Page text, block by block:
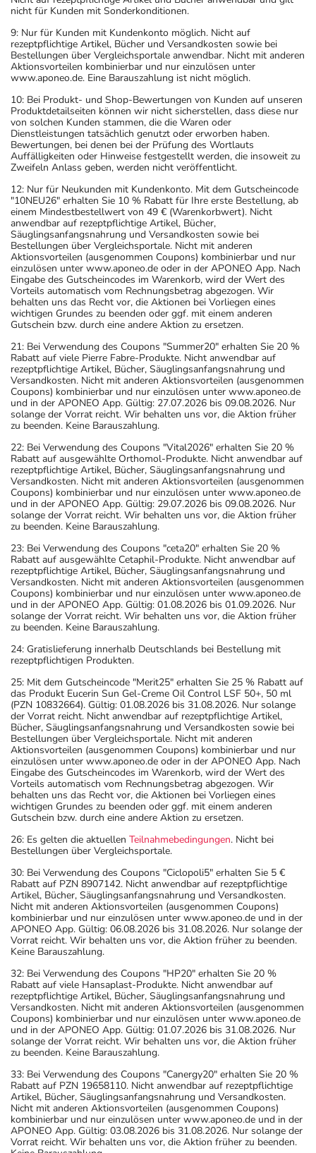
nicht für Kunden mit Sonderkonditionen.
9: Nur für Kunden mit Kundenkonto möglich. Nicht auf
rezeptpflichtige Artikel, Bücher und Versandkosten sowie bei
Bestellungen über Vergleichsportale anwendbar. Nicht mit anderen
Aktionsvorteilen kombinierbar und nur einzulösen unter
www.aponeo.de. Eine Barauszahlung ist nicht möglich.
10: Bei Produkt- und Shop-Bewertungen von Kunden auf unseren
Produktdetailseiten können wir nicht sicherstellen, dass diese nur
von solchen Kunden stammen, die die Waren oder
Dienstleistungen tatsächlich genutzt oder erworben haben.
Bewertungen, bei denen bei der Prüfung des Wortlauts
Auffälligkeiten oder Hinweise festgestellt werden, die insoweit zu
Zweifeln Anlass geben, werden nicht veröffentlicht.
12: Nur für Neukunden mit Kundenkonto. Mit dem Gutscheincode
"10NEU26" erhalten Sie 10 % Rabatt für Ihre erste Bestellung, ab
einem Mindestbestellwert von 49 € (Warenkorbwert). Nicht
anwendbar auf rezeptpflichtige Artikel, Bücher,
Säuglingsanfangsnahrung und Versandkosten sowie bei
Bestellungen über Vergleichsportale. Nicht mit anderen
Aktionsvorteilen (ausgenommen Coupons) kombinierbar und nur
einzulösen unter www.aponeo.de oder in der APONEO App. Nach
Eingabe des Gutscheincodes im Warenkorb, wird der Wert des
Vorteils automatisch vom Rechnungsbetrag abgezogen. Wir
behalten uns das Recht vor, die Aktionen bei Vorliegen eines
wichtigen Grundes zu beenden oder ggf. mit einem anderen
Gutschein bzw. durch eine andere Aktion zu ersetzen.
21: Bei Verwendung des Coupons "Summer20" erhalten Sie 20 %
Rabatt auf viele Pierre Fabre-Produkte. Nicht anwendbar auf
rezeptpflichtige Artikel, Bücher, Säuglingsanfangsnahrung und
Versandkosten. Nicht mit anderen Aktionsvorteilen (ausgenommen
Coupons) kombinierbar und nur einzulösen unter www.aponeo.de
und in der APONEO App. Gültig: 27.07.2026 bis 09.08.2026. Nur
solange der Vorrat reicht. Wir behalten uns vor, die Aktion früher
zu beenden. Keine Barauszahlung.
22: Bei Verwendung des Coupons "Vital2026" erhalten Sie 20 %
Rabatt auf ausgewählte Orthomol-Produkte. Nicht anwendbar auf
rezeptpflichtige Artikel, Bücher, Säuglingsanfangsnahrung und
Versandkosten. Nicht mit anderen Aktionsvorteilen (ausgenommen
Coupons) kombinierbar und nur einzulösen unter www.aponeo.de
und in der APONEO App. Gültig: 29.07.2026 bis 09.08.2026. Nur
solange der Vorrat reicht. Wir behalten uns vor, die Aktion früher
zu beenden. Keine Barauszahlung.
23: Bei Verwendung des Coupons "ceta20" erhalten Sie 20 %
Rabatt auf ausgewählte Cetaphil-Produkte. Nicht anwendbar auf
rezeptpflichtige Artikel, Bücher, Säuglingsanfangsnahrung und
Versandkosten. Nicht mit anderen Aktionsvorteilen (ausgenommen
Coupons) kombinierbar und nur einzulösen unter www.aponeo.de
und in der APONEO App. Gültig: 01.08.2026 bis 01.09.2026. Nur
solange der Vorrat reicht. Wir behalten uns vor, die Aktion früher
zu beenden. Keine Barauszahlung.
24: Gratislieferung innerhalb Deutschlands bei Bestellung mit
rezeptpflichtigen Produkten.
25: Mit dem Gutscheincode "Merit25" erhalten Sie 25 % Rabatt auf
das Produkt Eucerin Sun Gel-Creme Oil Control LSF 50+, 50 ml
(PZN 10832664). Gültig: 01.08.2026 bis 31.08.2026. Nur solange
der Vorrat reicht. Nicht anwendbar auf rezeptpflichtige Artikel,
Bücher, Säuglingsanfangsnahrung und Versandkosten sowie bei
Bestellungen über Vergleichsportale. Nicht mit anderen
Aktionsvorteilen (ausgenommen Coupons) kombinierbar und nur
einzulösen unter www.aponeo.de oder in der APONEO App. Nach
Eingabe des Gutscheincodes im Warenkorb, wird der Wert des
Vorteils automatisch vom Rechnungsbetrag abgezogen. Wir
behalten uns das Recht vor, die Aktionen bei Vorliegen eines
wichtigen Grundes zu beenden oder ggf. mit einem anderen
Gutschein bzw. durch eine andere Aktion zu ersetzen.
26: Es gelten die aktuellen Teilnahmebedingungen. Nicht bei
Bestellungen über Vergleichsportale.
30: Bei Verwendung des Coupons "Ciclopoli5" erhalten Sie 5 €
Rabatt auf PZN 8907142. Nicht anwendbar auf rezeptpflichtige
Artikel, Bücher, Säuglingsanfangsnahrung und Versandkosten.
Nicht mit anderen Aktionsvorteilen (ausgenommen Coupons)
kombinierbar und nur einzulösen unter www.aponeo.de und in der
APONEO App. Gültig: 06.08.2026 bis 31.08.2026. Nur solange der
Vorrat reicht. Wir behalten uns vor, die Aktion früher zu beenden.
Keine Barauszahlung.
32: Bei Verwendung des Coupons "HP20" erhalten Sie 20 %
Rabatt auf viele Hansaplast-Produkte. Nicht anwendbar auf
rezeptpflichtige Artikel, Bücher, Säuglingsanfangsnahrung und
Versandkosten. Nicht mit anderen Aktionsvorteilen (ausgenommen
Coupons) kombinierbar und nur einzulösen unter www.aponeo.de
und in der APONEO App. Gültig: 01.07.2026 bis 31.08.2026. Nur
solange der Vorrat reicht. Wir behalten uns vor, die Aktion früher
zu beenden. Keine Barauszahlung.
33: Bei Verwendung des Coupons "Canergy20" erhalten Sie 20 %
Rabatt auf PZN 19658110. Nicht anwendbar auf rezeptpflichtige
Artikel, Bücher, Säuglingsanfangsnahrung und Versandkosten.
Nicht mit anderen Aktionsvorteilen (ausgenommen Coupons)
kombinierbar und nur einzulösen unter www.aponeo.de und in der
APONEO App. Gültig: 03.08.2026 bis 31.08.2026. Nur solange der
Vorrat reicht. Wir behalten uns vor, die Aktion früher zu beenden.